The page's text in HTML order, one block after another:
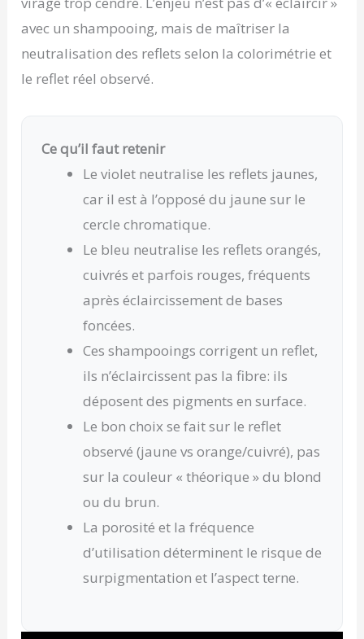
avec un shampooing, mais de maîtriser la
neutralisation des reflets selon la colorimétrie et
le reflet réel observé.
Ce qu’il faut retenir
Le violet neutralise les reflets jaunes,
car il est à l’opposé du jaune sur le
cercle chromatique.
Le bleu neutralise les reflets orangés,
cuivrés et parfois rouges, fréquents
après éclaircissement de bases
foncées.
Ces shampooings corrigent un reflet,
ils n’éclaircissent pas la fibre: ils
déposent des pigments en surface.
Le bon choix se fait sur le reflet
observé (jaune vs orange/cuivré), pas
sur la couleur « théorique » du blond
ou du brun.
La porosité et la fréquence
d’utilisation déterminent le risque de
surpigmentation et l’aspect terne.